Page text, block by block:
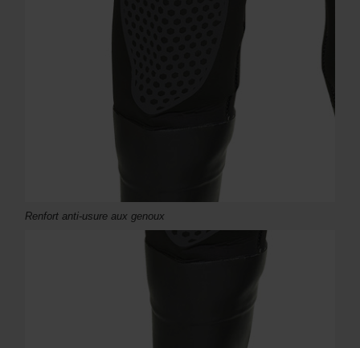
Renfort anti-usure aux genoux